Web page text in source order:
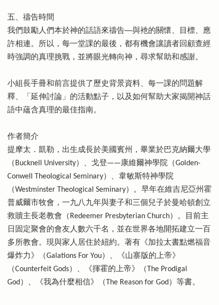
五、禱告時間
我們鼓勵人們本於神的話語來禱告──與衪的關懷、目標、應
許相連。所以，每一堂課的最後，都有機會讓讀者回顧查經
時強調的真理挑戰，並將眼光轉向神，尋求幫助和感謝。
小組長手冊和前言提供了歷史背景資料、每一課的問題解
釋、「延伸討論」的活動點子，以及如何幫助大家揭開神話
語中蘊含真理的最佳指南。
作者簡介
提摩太．凱勒，出生成長於美國賓州，畢業於巴克納爾大學
（Bucknell University）、戈登——康維爾神學院（Golden-
Conwell Theological Seminary）、韋敏斯特神學院
（Westminster Theological Seminary）。早年在維吉尼亞州霍
普威爾市牧會，一九八九年與妻子和三個兒子於曼哈頓創立
救贖主長老教會（Redeemer Presbyterian Church）。目前主
日固定聚會的會友人數六千名，並在世界各地開拓建立一百
多所教會。現與家人居住於紐約。著有《加拉太書點燃福音
爆炸力》（Galations For You）、《山寨版的上帝》
（Counterfeit Gods）、《揮霍的上帝》（The Prodigal
God）、《我為什麼相信》（The Reason for God）等書。